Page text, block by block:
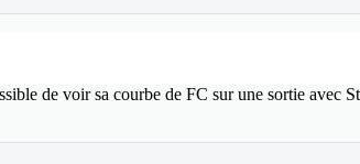
de voir sa courbe de FC sur une sortie avec